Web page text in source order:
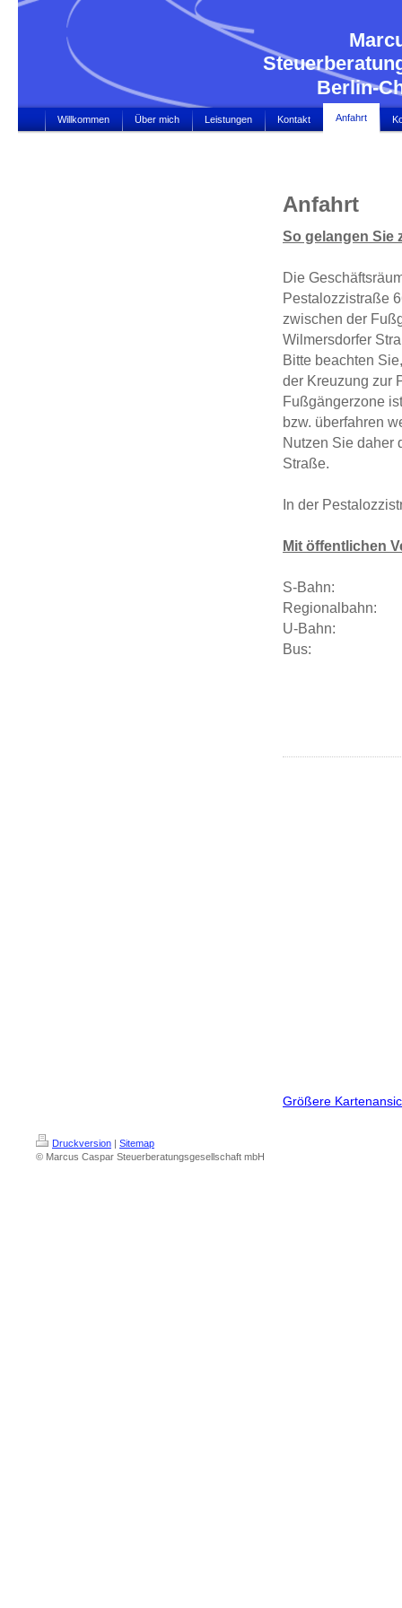
Marcus
Berlin-
Willkommen Über mich Leistungen Kontakt Anfahrt
Anfahrt
So gelangen Sie
Die
Pestalozzistraße
zwischen der
Wilmersdorfer
Bitte beachten
der Kreuzung zur
Fußgängerzone
bzw. überfahren
Nutzen Sie daher
Straße.
In der
Mit öffentlichen
S-Bahn: S3,
Regionalbahn:
U-Bahn: U7
Bus: X34,
Größere
Druckversion | Sitemap
© Marcus Caspar Steuerberatungsgesellschaft mbH